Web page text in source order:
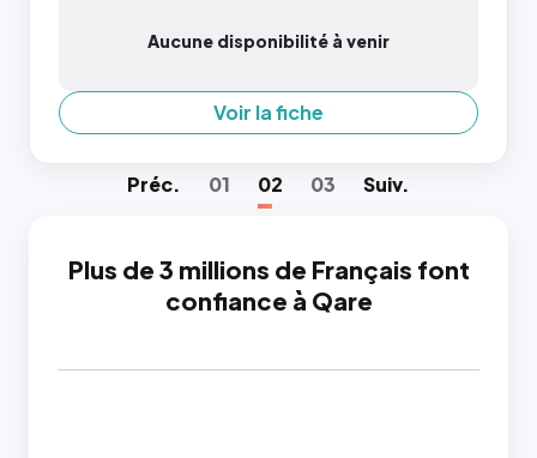
Aucune disponibilité à venir
Voir la fiche
Préc. 01 02 03 Suiv.
Plus de 3 millions de Français font
confiance à Qare